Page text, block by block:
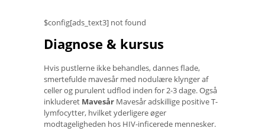
$config[ads_text3] not found
Diagnose & kursus
Hvis pustlerne ikke behandles, dannes flade,
smertefulde mavesår med nodulære klynger af
celler og purulent udflod inden for 2-3 dage. Også
inkluderet Mavesår Mavesår adskillige positive T-
lymfocytter, hvilket yderligere øger
modtageligheden hos HIV-inficerede mennesker.